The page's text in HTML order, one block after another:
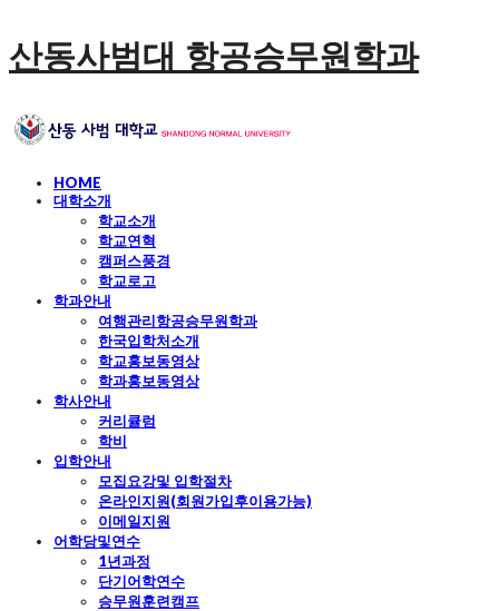
산동사범대 항공승무원학과
HOME
대학소개
학교소개
학교연혁
캠퍼스풍경
학교로고
학과안내
여행관리항공승무원학과
한국입학처소개
학교홍보동영상
학과홍보동영상
학사안내
커리큘럼
학비
입학안내
모집요강및 입학절차
온라인지원(회원가입후이용가능)
이메일지원
어학당및연수
1년과정
단기어학연수
승무원훈련캠프